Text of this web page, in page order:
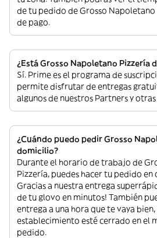
de tu pedido de Grosso Napoletano
de pago.
¿Está Grosso Napoletano Pizzería
Sí. Prime es el programa de
permite disfrutar de entregas
algunos de nuestros Partners y
¿Cuándo puedo pedir Grosso
domicilio?
Durante el horario de trabajo de
Pizzería, puedes hacer tu pedido
Gracias a nuestra entrega
de tu glovo en minutos! También
entrega a una hora que te vaya
establecimiento esté cerrado en el
pedido.